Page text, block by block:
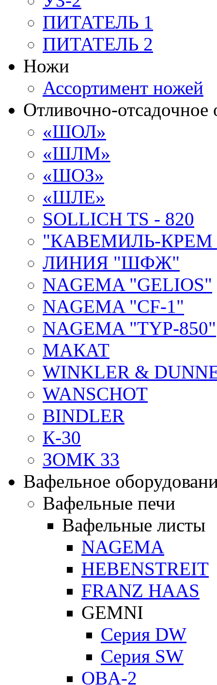
ПИТАТЕЛЬ 1
ПИТАТЕЛЬ 2
Ножи
Ассортимент ножей
Отливочно-отсадочное
«ШОЛ»
«ШЛМ»
«ШОЗ»
«ШЛЕ»
SOLLICH TS - 820
"КАВЕМИЛЬ-КРЕМ
ЛИНИЯ "ШФЖ"
NAGEMA "GELIOS"
NAGEMA "CF-1"
NAGEMA "TYP-850"
МАКАТ
WINKLER &
WANSCHOT
BINDLER
К-30
ЗОМК 33
Вафельное
Вафельные печи
Вафельные листы
NAGEMA
HEBENSTREIT
FRANZ HAAS
GEMNI
Серия DW
Серия SW
OBA-2